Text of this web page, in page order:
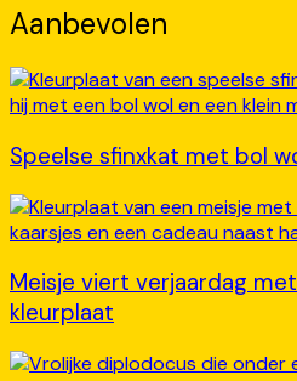
Aanbevolen
Speelse sfinxkat met bol
Meisje viert verjaardag
kleurplaat